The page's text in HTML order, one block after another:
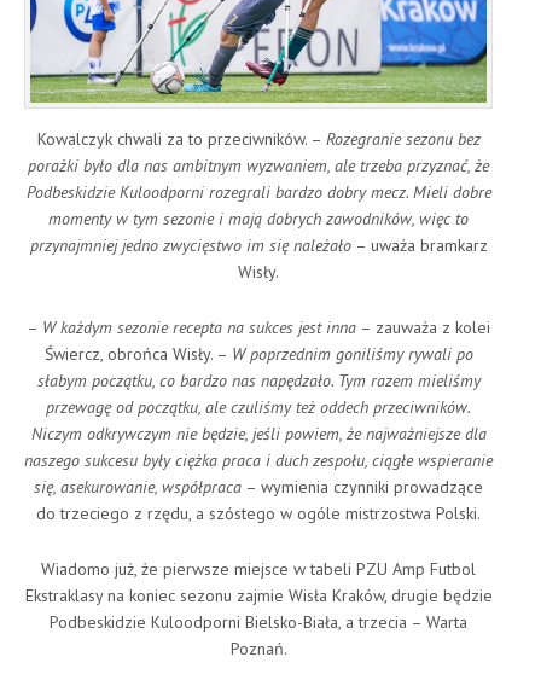
Kowalczyk chwali za to przeciwników. – Rozegranie sezonu bez
porażki było dla nas ambitnym wyzwaniem, ale trzeba przyznać, że
Podbeskidzie Kuloodporni rozegrali bardzo dobry mecz. Mieli dobre
momenty w tym sezonie i mają dobrych zawodników, więc to
przynajmniej jedno zwycięstwo im się należało– uważa bramkarz
Wisły.
– W każdym sezonie recepta na sukces jest inna – zauważa z kolei
Świercz, obrońca Wisły. – W poprzednim goniliśmy rywali po
słabym początku, co bardzo nas napędzało. Tym razem mieliśmy
przewagę od początku, ale czuliśmy też oddech przeciwników.
Niczym odkrywczym nie będzie, jeśli powiem, że najważniejsze dla
naszego sukcesu były ciężka praca i duch zespołu, ciągłe wspieranie
się, asekurowanie, współpraca – wymienia czynniki prowadzące
do trzeciego z rzędu, a szóstego w ogóle mistrzostwa Polski.
Wiadomo już, że pierwsze miejsce w tabeli PZU Amp Futbol
Ekstraklasy na koniec sezonu zajmie Wisła Kraków, drugie będzie
Podbeskidzie Kuloodporni Bielsko-Biała, a trzecia – Warta
Poznań.